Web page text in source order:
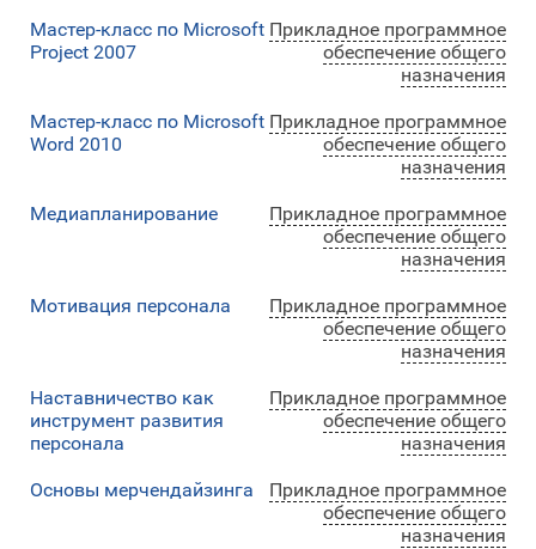
Мастер-класс по Microsoft
Project 2007
Прикладное программное
обеспечение общего
назначения
Мастер-класс по Microsoft
Word 2010
Прикладное программное
обеспечение общего
назначения
Медиапланирование
Прикладное программное
обеспечение общего
назначения
Мотивация персонала
Прикладное программное
обеспечение общего
назначения
Наставничество как
инструмент развития
персонала
Прикладное программное
обеспечение общего
назначения
Основы мерчендайзинга
Прикладное программное
обеспечение общего
назначения